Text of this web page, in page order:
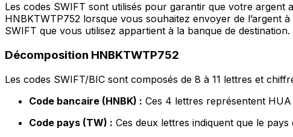
Les codes SWIFT sont utilisés pour garantir que votre argent
HNBKTWTP752 lorsque vous souhaitez envoyer de l’argent
SWIFT que vous utilisez appartient à la banque de destination.
Décomposition HNBKTWTP752
Les codes SWIFT/BIC sont composés de 8 à 11 lettres et
Code bancaire (HNBK) : Ces 4 lettres représentent
Code pays (TW) : Ces deux lettres indiquent que le